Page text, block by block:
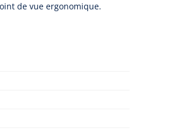
de vue ergonomique.